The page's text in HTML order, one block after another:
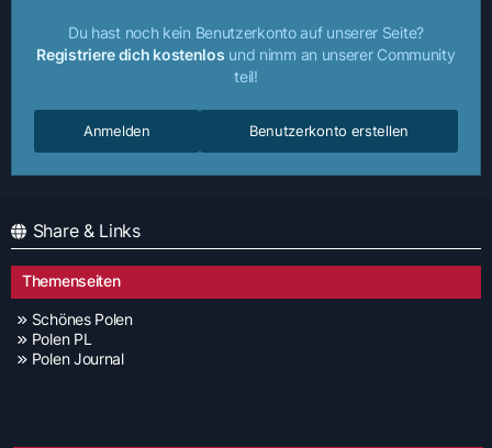
Du hast noch kein Benutzerkonto auf unserer Seite?
Registriere dich kostenlos und nimm an unserer Community
teil!
Benutzerkonto erstellen
Anmelden
Share & Links
Themenseiten
Schönes Polen
Polen PL
Polen Journal